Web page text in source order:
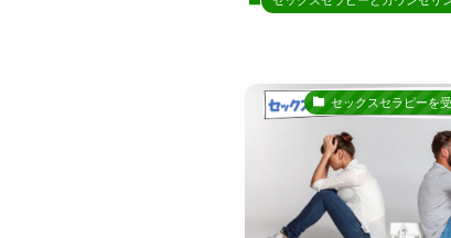
セックスセラピーを